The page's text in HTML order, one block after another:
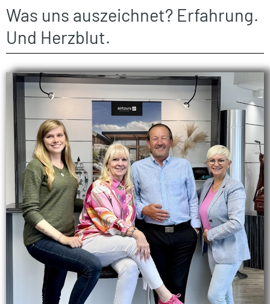
Was uns auszeichnet? Erfahrung.
Und Herzblut.